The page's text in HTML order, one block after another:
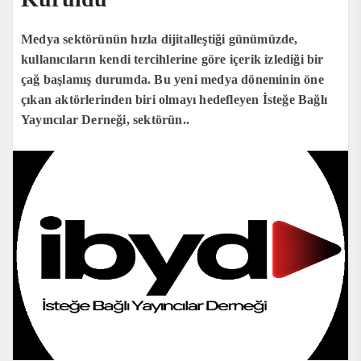
Medya sektörünün hızla dijitalleştiği günümüzde,
kullanıcıların kendi tercihlerine göre içerik izlediği bir
çağ başlamış durumda. Bu yeni medya döneminin öne
çıkan aktörlerinden biri olmayı hedefleyen İsteğe Bağlı
Yayıncılar Derneği, sektörün..